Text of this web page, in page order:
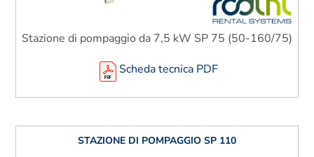
Stazione di pompaggio da 7,5 kW SP 75 (50-160/75)
Scheda tecnica PDF
STAZIONE DI POMPAGGIO SP 110